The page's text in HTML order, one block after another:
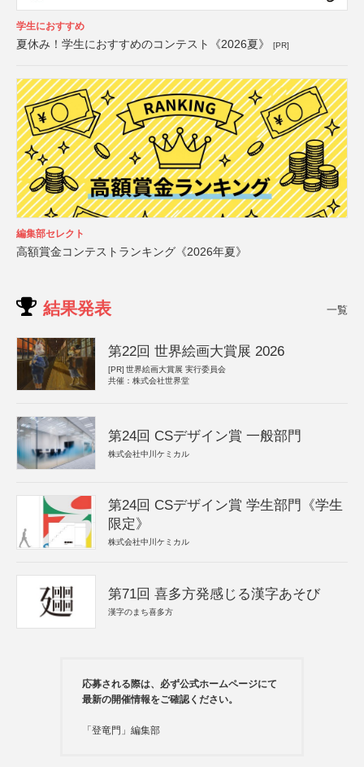
学生におすすめ
夏休み！学生におすすめのコンテスト《2026夏》 [PR]
編集部セレクト
高額賞金コンテストランキング《2026年夏》
結果発表 一覧
第22回 世界絵画大賞展 2026
[PR] 世界絵画大賞展 実行委員会
共催：株式会社世界堂
第24回 CSデザイン賞 一般部門
株式会社中川ケミカル
第24回 CSデザイン賞 学生部門《学生
限定》
株式会社中川ケミカル
第71回 喜多方発感じる漢字あそび
漢字のまち喜多方
応募される際は、必ず公式ホームページにて
最新の開催情報をご確認ください。
「登竜門」編集部